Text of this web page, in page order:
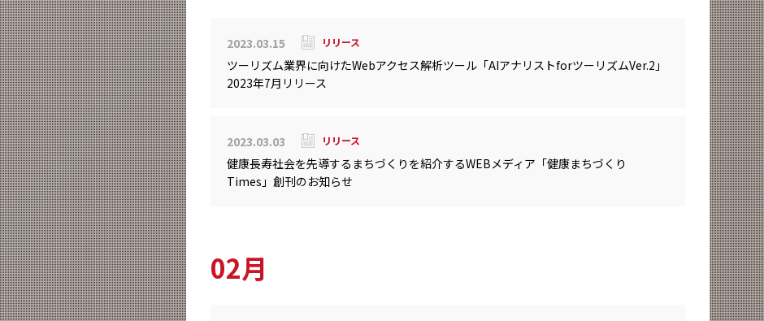
2023.03.15 リリース
ツーリズム業界に向けたWebアクセス解析ツール「AIアナリストforツーリズムVer.2」
2023年7月リリース
2023.03.03 リリース
健康長寿社会を先導するまちづくりを紹介するWEBメディア「健康まちづくり
Times」創刊のお知らせ
02月